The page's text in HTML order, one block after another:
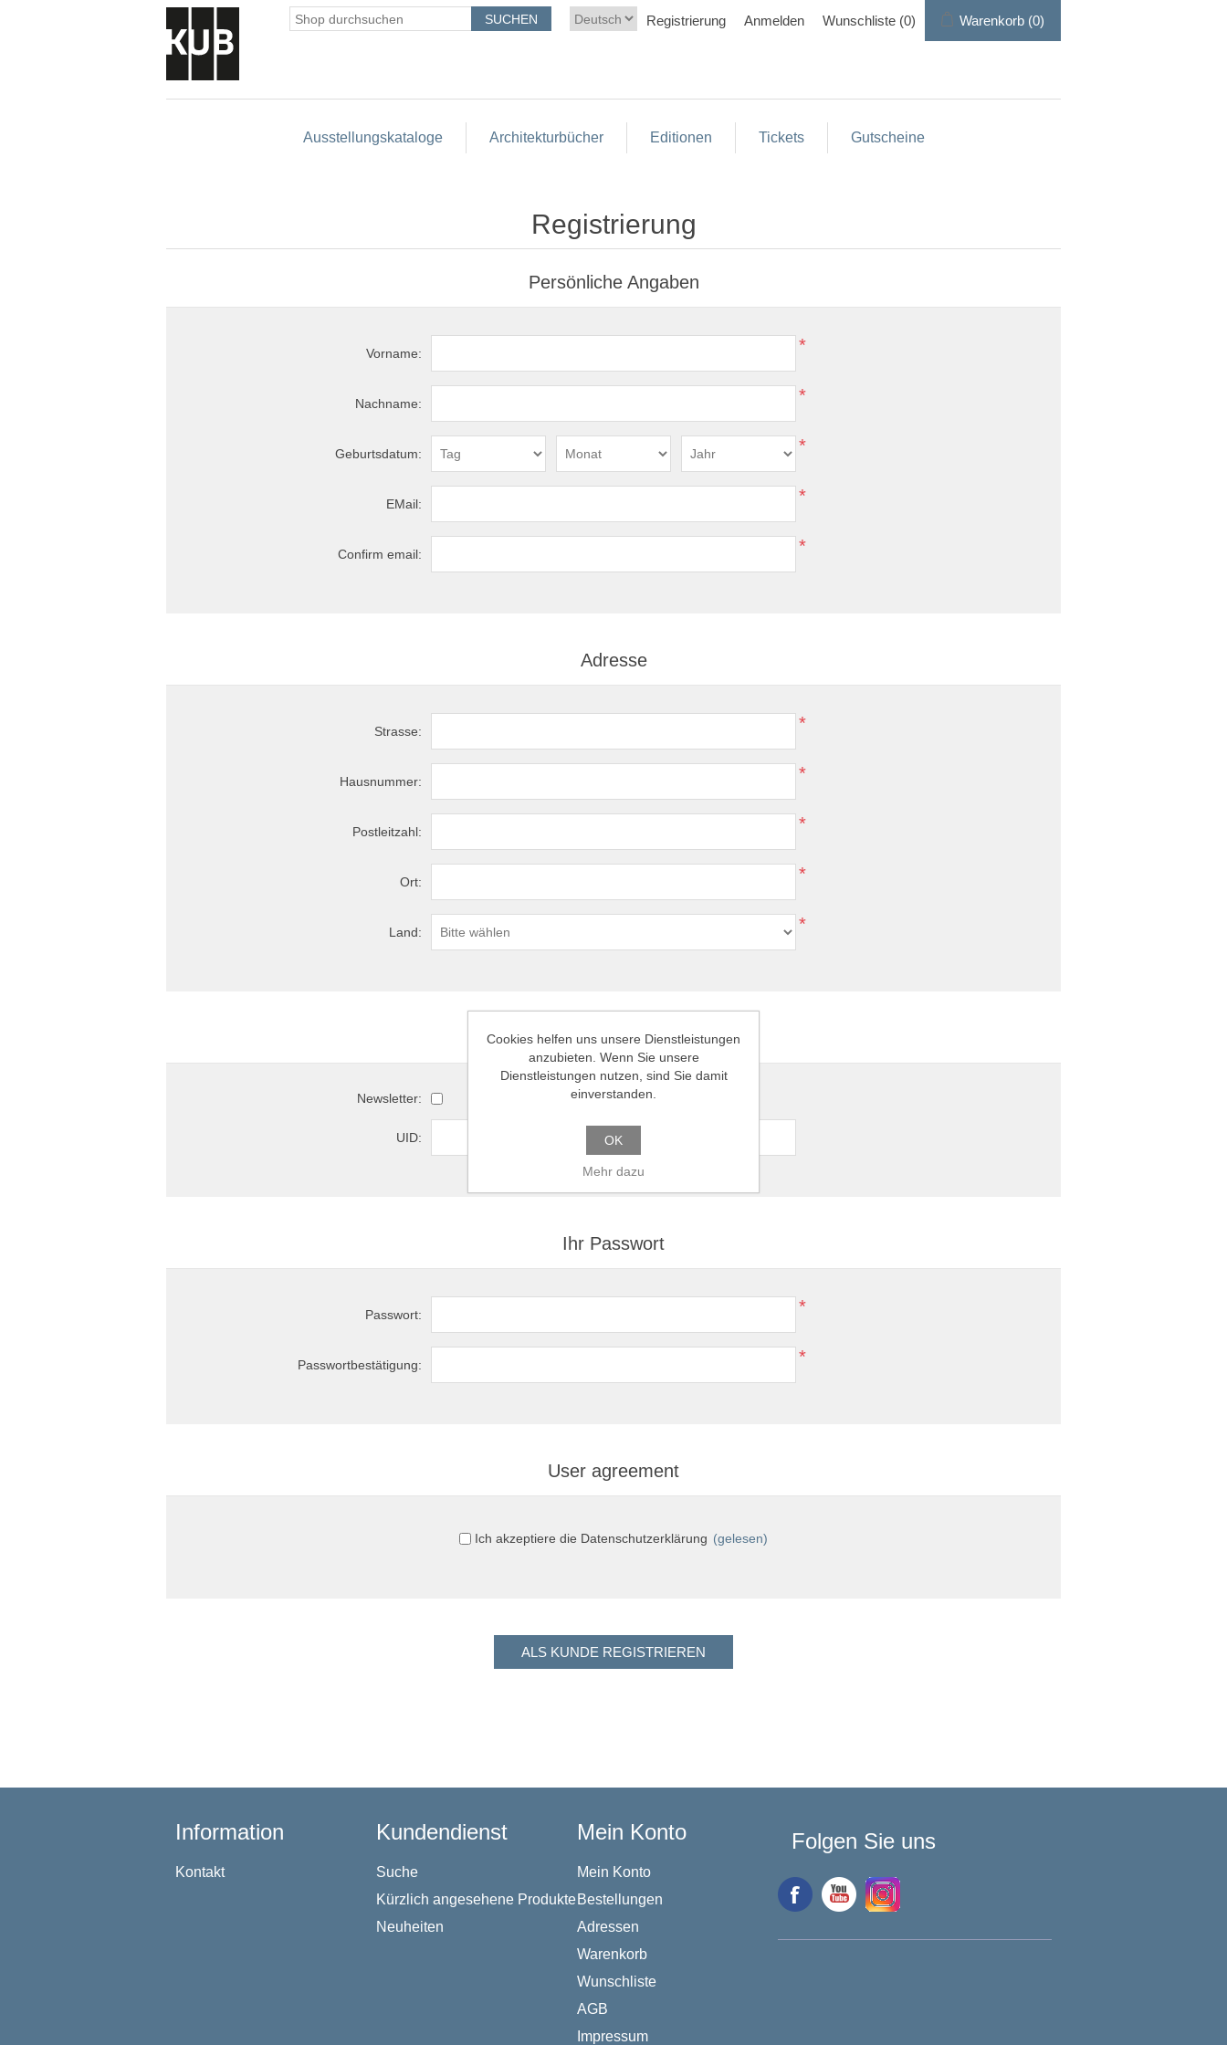
Registrierung Anmelden Wunschliste (0) Warenkorb (0)
Ausstellungskataloge Architekturbücher Editionen Tickets Gutscheine
Registrierung
Persönliche Angaben
Vorname: *
Nachname: *
Geburtsdatum: *
EMail: *
Confirm email: *
Adresse
Strasse: *
Hausnummer: *
Postleitzahl: *
Ort: *
Land: *
Optionen
Newsletter:
UID:
Ihr Passwort
Passwort: *
Passwortbestätigung: *
User agreement
Ich akzeptiere die Datenschutzerklärung (gelesen)
Information
Kontakt
Kundendienst
Suche
Kürzlich angesehene Produkte
Neuheiten
Mein Konto
Mein Konto
Bestellungen
Adressen
Warenkorb
Wunschliste
AGB
Impressum
Folgen Sie uns
Cookies helfen uns unsere Dienstleistungen
anzubieten. Wenn Sie unsere
Dienstleistungen nutzen, sind Sie damit
einverstanden.
OK
Mehr dazu